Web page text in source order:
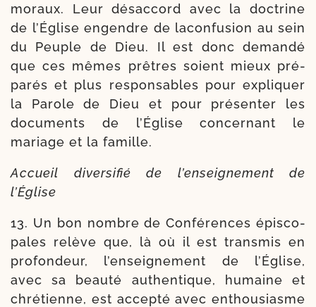
moraux. Leur désac­cord avec la doc­trine
de l’Église engendre de lacon­fu­sion au sein
du Peuple de Dieu. Il est donc deman­dé
que ces mêmes prêtres soient mieux pré­
pa­rés et plus res­pon­sables pour expli­quer
la Parole de Dieu et pour pré­sen­ter les
docu­ments de l’Église concer­nant le
mariage et la famille.
Accueil diver­si­fié de l’enseignement de
l’Église
13. Un bon nombre de Conférences épis­co­
pales relève que, là où il est trans­mis en
pro­fon­deur, l’enseignement de l’Église,
avec sa beau­té authen­tique, humaine et
chré­tienne, est accep­té avec enthou­siasme